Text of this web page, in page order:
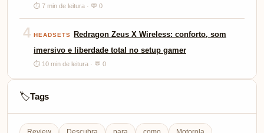
⏱ 7 min de leitura · 💬 0
4 HEADSETS
Redragon Zeus X Wireless: conforto, som
imersivo e liberdade total no setup gamer
⏱ 10 min de leitura · 💬 0
🏷️Tags